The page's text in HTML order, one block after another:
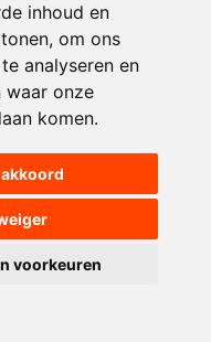
inhoud en
om ons
analyseren en
onze
komen.
voorkeuren
en Pop-Up
2002